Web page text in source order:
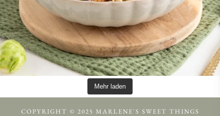
Mehr laden
COPYRIGHT © 2025 MARLENE'S SWEET THINGS